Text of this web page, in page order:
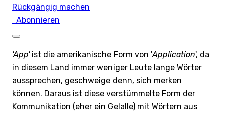
Rückgängig machen
Abonnieren
'App'ist die amerikanische Form von 'Application', da
in diesem Land immer weniger Leute lange Wörter
aussprechen, geschweige denn, sich merken
können. Daraus ist diese verstümmelte Form der
Kommunikation (eher ein Gelalle) mit Wörtern aus